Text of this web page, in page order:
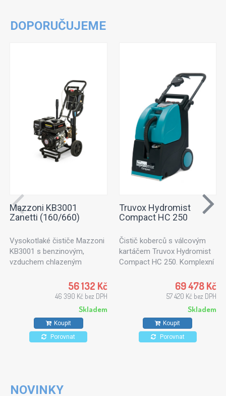
DOPORUČUJEME
Mazzoni KB3001
Zanetti (160/660)
Vysokotlaké čističe Mazzoni
KB3001 s benzinovým,
vzduchem chlazeným
Zanetti. Motorové Mazzoni
KB3001 jsou určeny pro
dlouhodobé profesionální
56 132 Kč
46 390 Kč bez DPH
Skladem
Koupit
Porovnat
Truvox Hydromist
Compact HC 250
Čistič koberců s válcovým
kartáčem Truvox Hydromist
Compact HC 250. Komplexní
koberců a čalounění.69 478 Kč
57 420 Kč bez DPH
Skladem
Koupit
Porovnat
NOVINKY